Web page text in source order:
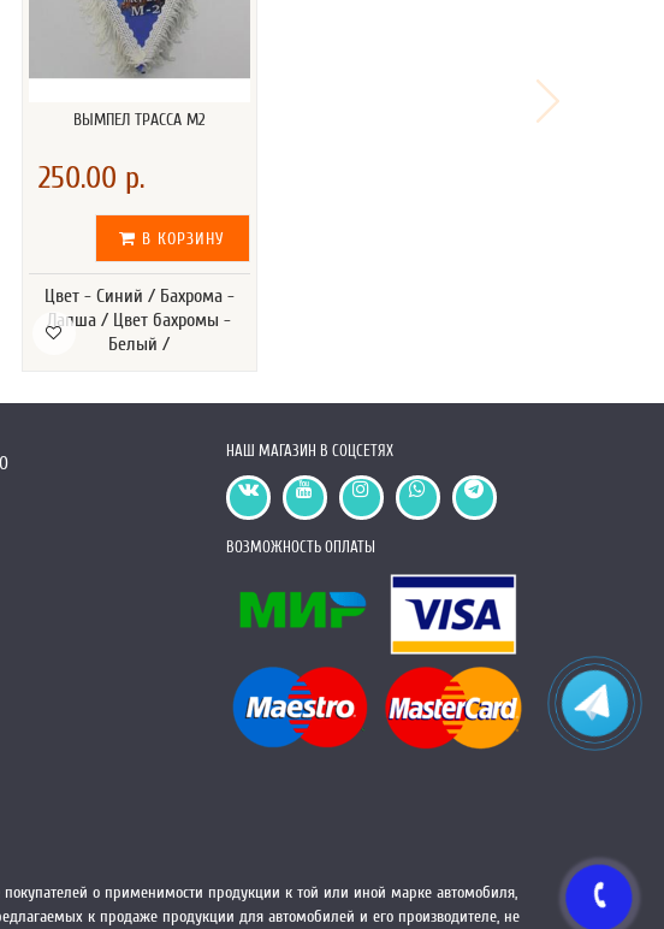
ВЫМПЕЛ ТРАССА М2
250.00 р.
В КОРЗИНУ
Цвет - Синий / Бахрома -
Лапша / Цвет бахромы -
Белый /
НАШ МАГАЗИН В СОЦСЕТЯХ
ВОЗМОЖНОСТЬ ОПЛАТЫ
о применимости продукции к той или иной марке автомобиля,
к продаже продукции для автомобилей и его производителе, не